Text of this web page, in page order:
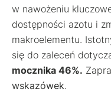
w nawożeniu
dostępności azotu i
makroelementu.
się do zaleceń
mocznika 46%.
wskazówek.